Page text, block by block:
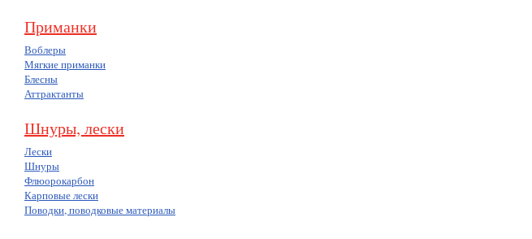
Приманки
Воблеры
Мягкие приманки
Блесны
Аттрактанты
Шнуры, лески
Лески
Шнуры
Флюорокарбон
Карповые лески
Поводки, поводковые материалы